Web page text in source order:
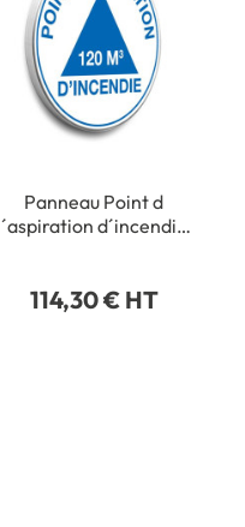
Panneau Point d
´aspiration d´incendie
mm - Classe 1
114,30 € HT